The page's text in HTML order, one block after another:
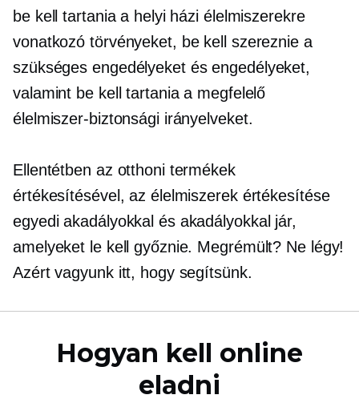
be kell tartania a helyi házi élelmiszerekre
vonatkozó törvényeket, be kell szereznie a
szükséges engedélyeket és engedélyeket,
valamint be kell tartania a megfelelő
élelmiszer-biztonsági irányelveket.
Ellentétben az otthoni termékek
értékesítésével, az élelmiszerek értékesítése
egyedi akadályokkal és akadályokkal jár,
amelyeket le kell győznie. Megrémült? Ne légy!
Azért vagyunk itt, hogy segítsünk.
Hogyan kell online
eladni